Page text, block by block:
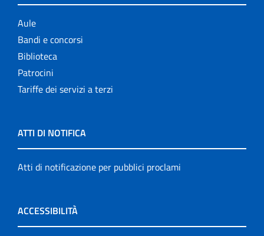
Aule
Bandi e concorsi
Biblioteca
Patrocini
Tariffe dei servizi a terzi
ATTI DI NOTIFICA
Atti di notificazione per pubblici proclami
ACCESSIBILITÀ